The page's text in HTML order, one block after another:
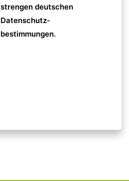
strengen deutschen
Datenschutz­
bestimmungen.